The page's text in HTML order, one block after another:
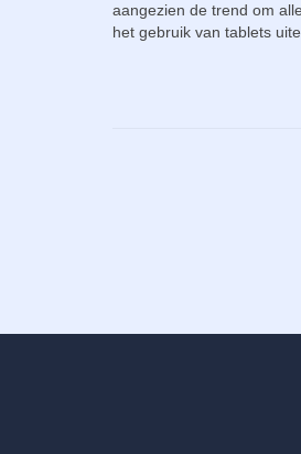
aangezien de trend om
het gebruik van tablets